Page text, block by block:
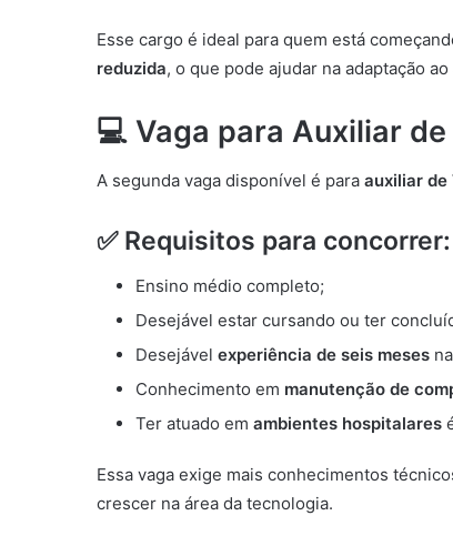
Esse cargo é ideal para quem está
reduzida, o que pode ajudar na adaptação
💻 Vaga para Auxiliar
A segunda vaga disponível é para auxiliar de
✅ Requisitos para concorrer:
Ensino médio completo;
Desejável estar cursando ou ter
Desejável experiência de seis meses
Conhecimento em manutenção de
Ter atuado em ambientes hospitalares
Essa vaga exige mais conhecimentos
crescer na área da tecnologia.